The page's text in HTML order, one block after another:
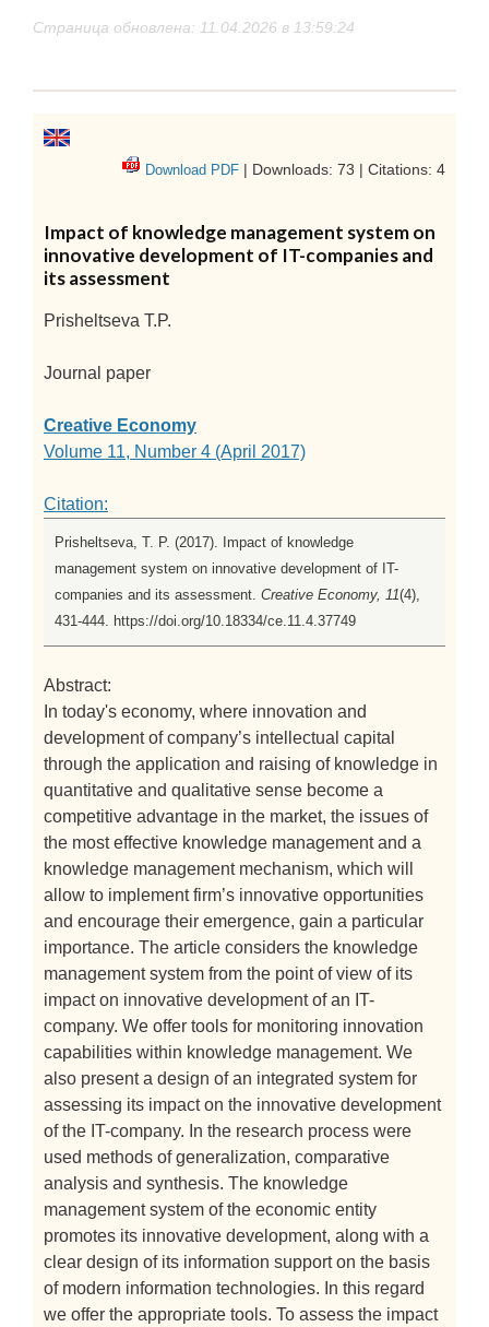
Страница обновлена: 11.04.2026 в 13:59:24
Download PDF | Downloads: 73 | Citations: 4
Impact of knowledge management system on
innovative development of IT-companies and
its assessment
Prisheltseva T.P.
Journal paper
Creative Economy
Volume 11, Number 4 (April 2017)
Citation:
Prisheltseva, T. P. (2017). Impact of knowledge
management system on innovative development of IT-
companies and its assessment. Creative Economy, 11(4),
431-444. https://doi.org/10.18334/ce.11.4.37749
Abstract:
In today's economy, where innovation and
development of company’s intellectual capital
through the application and raising of knowledge in
quantitative and qualitative sense become a
competitive advantage in the market, the issues of
the most effective knowledge management and a
knowledge management mechanism, which will
allow to implement firm’s innovative opportunities
and encourage their emergence, gain a particular
importance. The article considers the knowledge
management system from the point of view of its
impact on innovative development of an IT-
company. We offer tools for monitoring innovation
capabilities within knowledge management. We
also present a design of an integrated system for
assessing its impact on the innovative development
of the IT-company. In the research process were
used methods of generalization, comparative
analysis and synthesis. The knowledge
management system of the economic entity
promotes its innovative development, along with a
clear design of its information support on the basis
of modern information technologies. In this regard
we offer the appropriate tools. To assess the impact